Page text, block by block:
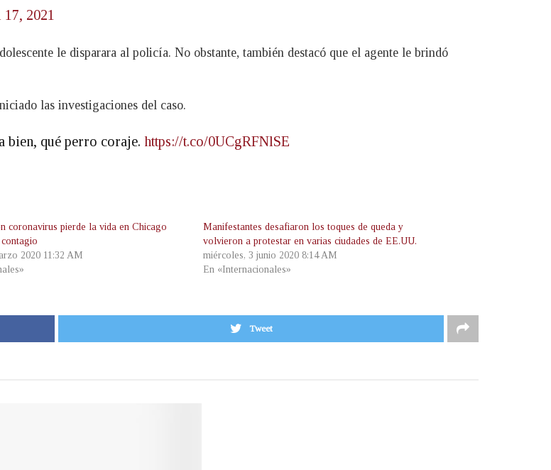
2021
le disparara al policía. No obstante, también destacó que el agente le brindó
las investigaciones del caso.
bien, qué perro coraje. https://t.co/0UCgRFNlSE
coronavirus pierde la vida en Chicago
2020 11:32 AM
Manifestantes desafiaron los toques de queda y
volvieron a protestar en varias ciudades de EE.UU.
miércoles, 3 junio 2020 8:14 AM
En «Internacionales»
Tweet